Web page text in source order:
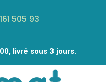
505 93
livré sous 3 jours.